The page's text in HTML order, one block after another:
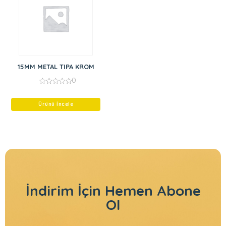
15MM METAL TIPA KROM
of
0
Ürünü İncele
İndirim İçin Hemen Abone
Ol